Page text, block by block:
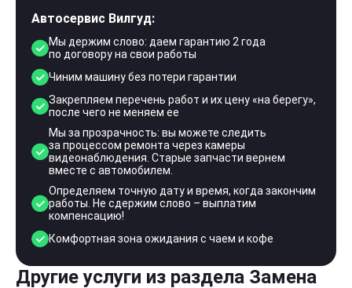
Автосервис Вилгуд:
Мы держим слово: даем гарантию 2 года
по договору на свои работы
Чиним машину без потери гарантии
Закрепляем перечень работ и их цену «на берегу»,
после чего не меняем ее
Мы за прозрачность: вы можете следить
за процессом ремонта через камеры
видеонаблюдения. Старые запчасти вернем
вместе с автомобилем.
Определяем точную дату и время, когда закончим
работы. Не сдержим слово – выплатим
компенсацию!
Комфортная зона ожидания с чаем и кофе
Другие услуги из раздела Замена